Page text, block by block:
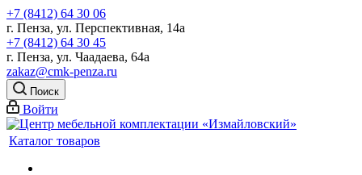
+7 (8412) 64 30 06
г. Пенза, ул. Перспективная, 14а
+7 (8412) 64 30 45
г. Пенза, ул. Чаадаева, 64а
zakaz@cmk-penza.ru
Поиск
Войти
Каталог товаров